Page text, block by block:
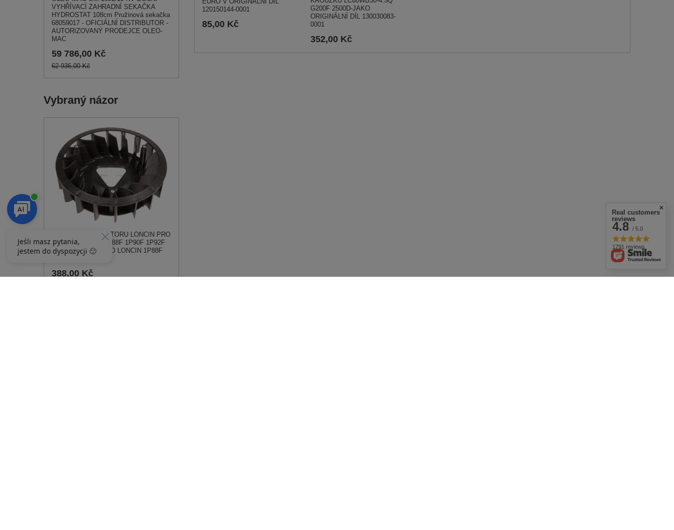
VYHŘÍVACÍ ZAHRADNÍ SEKAČKA
HYDROSTAT 108cm Pružinová sekačka
68059017 - OFICIÁLNÍ DISTRIBUTOR -
AUTORIZOVANÝ PRODEJCE OLEO-
MAC
59 786,00 Kč
62 936,00 Kč
Vybraný názor
LOPATKA VENTILÁTORU LONCIN PRO
MOTOR LONCIN 1P88F 1P90F 1P92F
160180024-0001 PRO LONCIN 1P88F
1P90F 1P92F
388,00 Kč
120150144-0001
85,00 Kč
G200F 2500D-JAKO
ORIGINÁLNÍ DÍL 130030083-
0001
352,00 Kč
Real customers
reviews
4.8 / 5.0
1791 reviews